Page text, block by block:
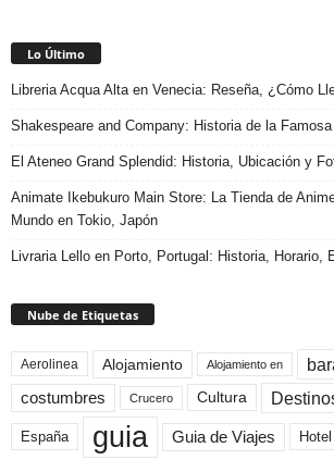
Lo Último
Libreria Acqua Alta en Venecia: Reseña, ¿Cómo
Shakespeare and Company: Historia de la
El Ateneo Grand Splendid: Historia, Ubicación y
Animate Ikebukuro Main Store: La Tienda de
Mundo en Tokio, Japón
Livraria Lello en Porto, Portugal: Historia, Horario,
Nube de Etiquetas
Aerolinea Alojamiento Alojamiento en
costumbres Crucero Cultura
España guia Guia de Viajes Hotel